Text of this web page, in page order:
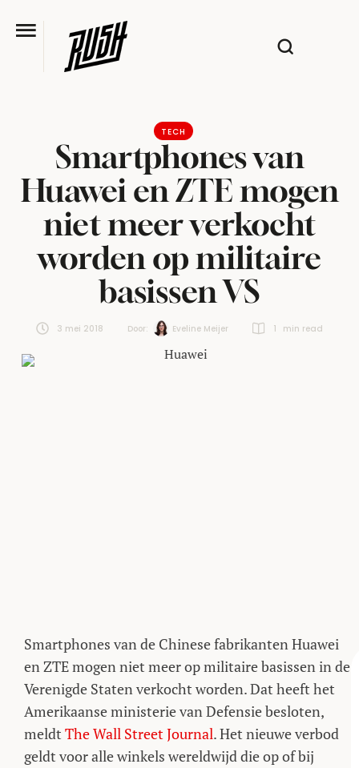
TECH
Smartphones van
Huawei en ZTE mogen
niet meer verkocht
worden op militaire
basissen VS
3 mei 2018 Door: Eveline Meijer 1 min read
Smartphones van de Chinese fabrikanten Huawei
en ZTE mogen niet meer op militaire basissen in de
Verenigde Staten verkocht worden. Dat heeft het
Amerikaanse ministerie van Defensie besloten,
meldt The Wall Street Journal. Het nieuwe verbod
geldt voor alle winkels wereldwijd die op of bij